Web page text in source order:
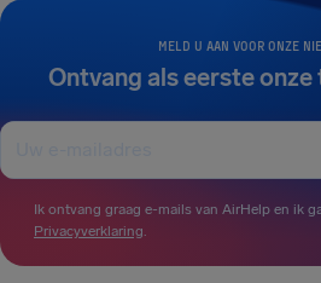
MELD U AAN VOOR ONZE
Ontvang als eerste onze
Ik ontvang graag e-mails van AirHelp en ik
Privacyverklaring.